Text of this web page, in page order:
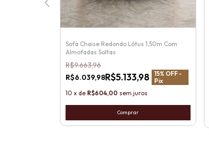
Sofá Chaise Redondo Lótus 1,50m Com
Almofadas Soltas
R$9.663,96
R$6.039,98R$5.133,98 15% OFF -
Pix
10 x de R$604,00 sem juros
Comprar